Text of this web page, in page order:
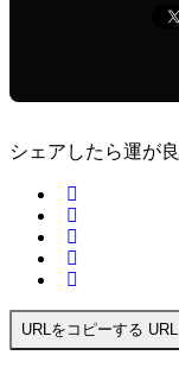
シェアしたら運が
URLをコピーする